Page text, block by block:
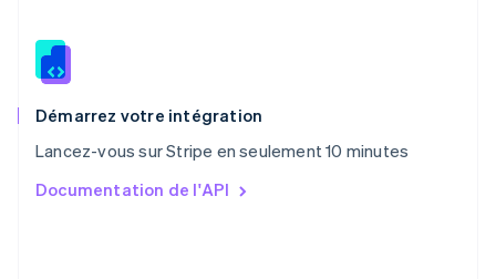
Démarrez votre intégration
Lancez-vous sur Stripe en seulement 10 minutes
Documentation de l'API
Roumanie
Royaume-Uni
English
English简体中文
English